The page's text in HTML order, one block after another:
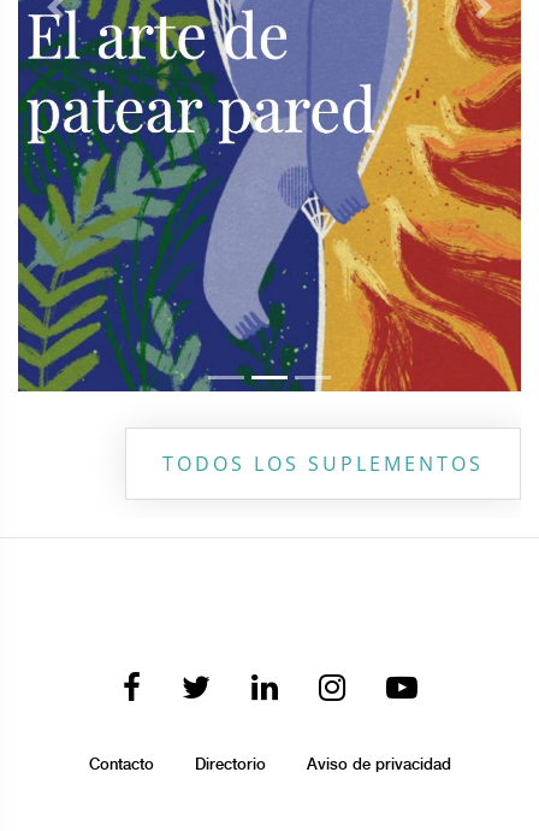
Previous Next
TODOS LOS SUPLEMENTOS
Contacto Directorio Aviso de privacidad